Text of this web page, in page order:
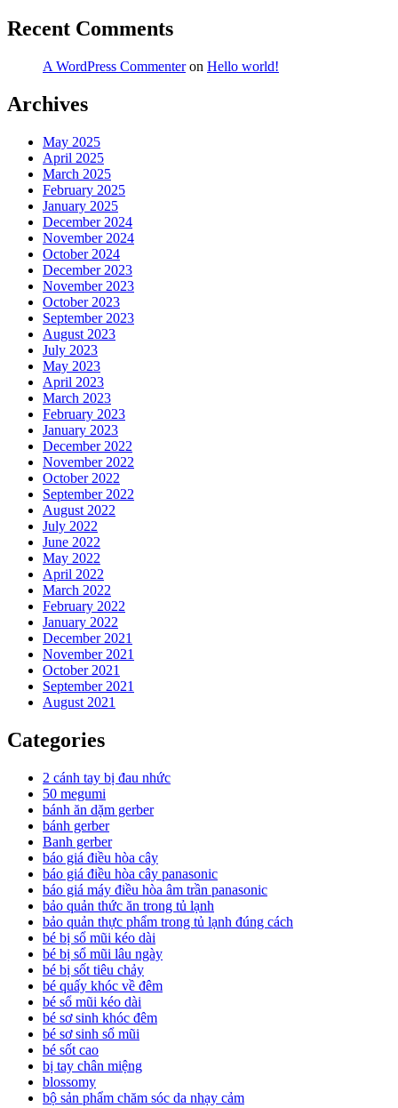
Recent Comments
A WordPress Commenteron Hello world!
Archives
May 2025
April 2025
March 2025
February 2025
January 2025
December 2024
November 2024
October 2024
December 2023
November 2023
October 2023
September 2023
August 2023
July 2023
May 2023
April 2023
March 2023
February 2023
January 2023
December 2022
November 2022
October 2022
September 2022
August 2022
July 2022
June 2022
May 2022
April 2022
March 2022
February 2022
January 2022
December 2021
November 2021
October 2021
September 2021
August 2021
Categories
2 cánh tay bị đau nhức
50 megumi
bánh ăn dặm gerber
bánh gerber
Banh gerber
báo giá điều hòa cây
báo giá điều hòa cây panasonic
báo giá máy điều hòa âm trần panasonic
bảo quản thức ăn trong tủ lạnh
bảo quản thực phẩm trong tủ lạnh đúng cách
bé bị sổ mũi kéo dài
bé bị sổ mũi lâu ngày
bé bị sốt tiêu chảy
bé quấy khóc về đêm
bé sổ mũi kéo dài
bé sơ sinh khóc đêm
bé sơ sinh sổ mũi
bé sốt cao
bị tay chân miệng
blossomy
bộ sản phẩm chăm sóc da nhạy cảm